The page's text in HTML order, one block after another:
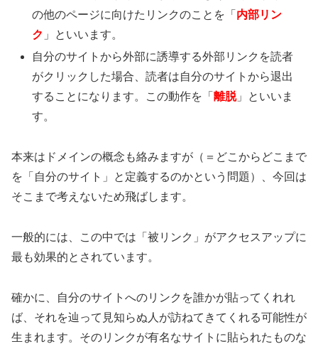
の他のページに向けたリンクのことを「 内部リン
ク 」といいます。
自分のサイトから外部に誘導する外部リンクを読者
がクリックした場合、読者は自分のサイトから退出
することになります。この動作を「離脱」といいま
す。
本来はドメインの概念も絡みますが（＝どこからどこまで
を「自分のサイト」と定義するのかという問題）、今回は
そこまで考えないため飛ばします。
一般的には、この中では「被リンク」がアクセスアップに
最も効果的とされています。
確かに、自分のサイトへのリンクを誰かが貼ってくれれ
ば、それを辿って見知らぬ人が訪ねてきてくれる可能性が
生まれます。そのリンクが有名なサイトに貼られたものな